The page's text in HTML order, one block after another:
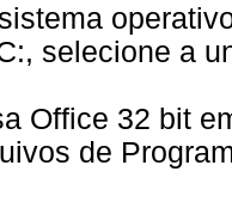
selecione a
Office 32 bit
de